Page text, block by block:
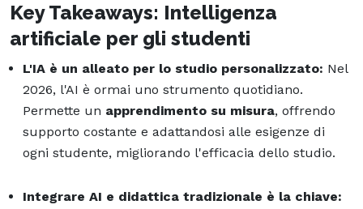
Key Takeaways: Intelligenza
artificiale per gli studenti
L'IA è un alleato per lo studio personalizzato: Nel
2026, l'AI è ormai uno strumento quotidiano.
Permette un apprendimento su misura, offrendo
supporto costante e adattandosi alle esigenze di
ogni studente, migliorando l'efficacia dello studio.
Integrare AI e didattica tradizionale è la chiave: